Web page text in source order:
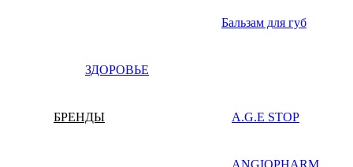
Бальзам для губ
ЗДОРОВЬЕ
БРЕНДЫ A.G.E STOP
ANGIOPHARM